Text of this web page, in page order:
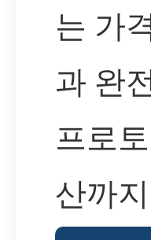
는 가
과 완
프로
산까